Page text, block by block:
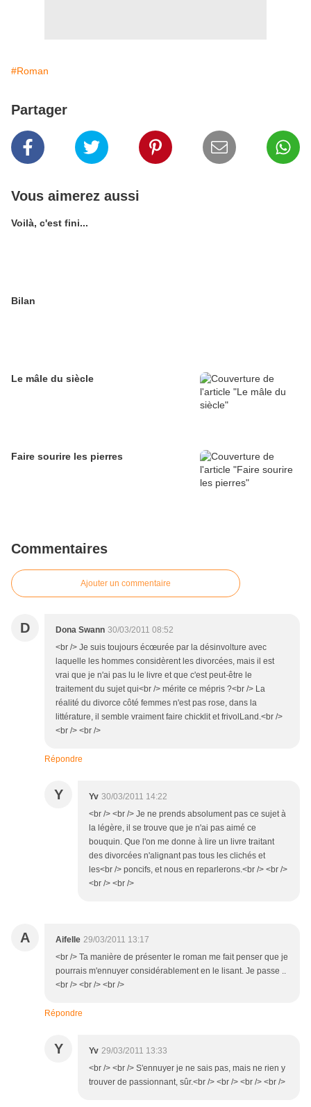
#Roman
Partager
Vous aimerez aussi
Voilà, c'est fini...
Bilan
Le mâle du siècle
Faire sourire les pierres
Commentaires
Ajouter un commentaire
D Dona Swann 30/03/2011 08:52
<br /> Je suis toujours écœurée par la désinvolture avec
laquelle les hommes considèrent les divorcées, mais il est
vrai que je n'ai pas lu le livre et que c'est peut-être le
traitement du sujet qui<br /> mérite ce mépris ?<br /> La
réalité du divorce côté femmes n'est pas rose, dans la
littérature, il semble vraiment faire chicklit et frivolLand.<br />
<br /> <br />
Répondre
Y Yv 30/03/2011 14:22
<br /> <br /> Je ne prends absolument pas ce sujet à
la légère, il se trouve que je n'ai pas aimé ce
bouquin. Que l'on me donne à lire un livre traitant
des divorcées n'alignant pas tous les clichés et
les<br /> poncifs, et nous en reparlerons.<br /> <br />
<br /> <br />
A Aifelle 29/03/2011 13:17
<br /> Ta manière de présenter le roman me fait penser que je
pourrais m'ennuyer considérablement en le lisant. Je passe ..
<br /> <br /> <br />
Répondre
Y Yv 29/03/2011 13:33
<br /> <br /> S'ennuyer je ne sais pas, mais ne rien y
trouver de passionnant, sûr.<br /> <br /> <br /> <br />